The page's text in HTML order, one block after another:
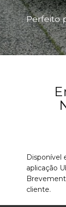
Perfeito
Disponível
aplicação
cliente.